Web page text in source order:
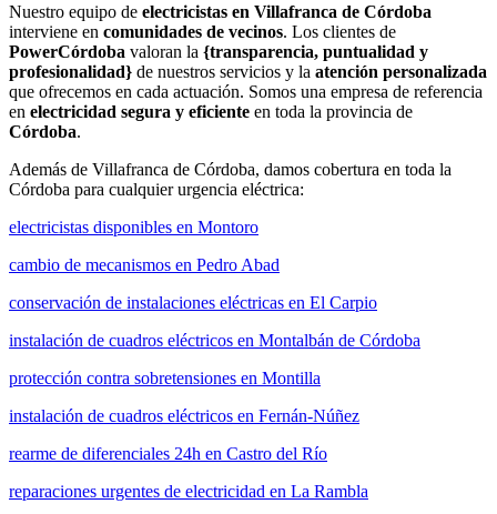
Nuestro equipo de electricistas en Villafranca de Córdoba
interviene en comunidades de vecinos. Los clientes de
PowerCórdoba valoran la {transparencia, puntualidad y
profesionalidad} de nuestros servicios y la atención personalizada
que ofrecemos en cada actuación. Somos una empresa de referencia
en electricidad segura y eficiente en toda la provincia de
Córdoba.
Además de Villafranca de Córdoba, damos cobertura en toda la
Córdoba para cualquier urgencia eléctrica:
electricistas disponibles en Montoro
cambio de mecanismos en Pedro Abad
conservación de instalaciones eléctricas en El Carpio
instalación de cuadros eléctricos en Montalbán de Córdoba
protección contra sobretensiones en Montilla
instalación de cuadros eléctricos en Fernán-Núñez
rearme de diferenciales 24h en Castro del Río
reparaciones urgentes de electricidad en La Rambla